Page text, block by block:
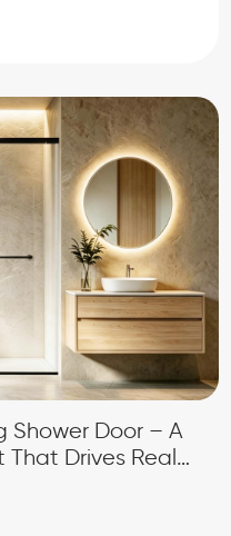
Shower Door – A
That Drives Real